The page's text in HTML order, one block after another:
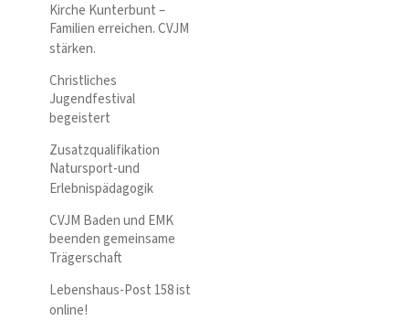
Kirche Kunterbunt –
Familien erreichen. CVJM
stärken.
Christliches
Jugendfestival
begeistert
Zusatzqualifikation
Natursport-und
Erlebnispädagogik
CVJM Baden und EMK
beenden gemeinsame
Trägerschaft
Lebenshaus-Post 158 ist
online!